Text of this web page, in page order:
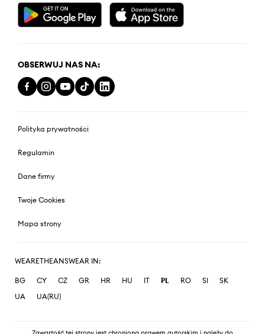
OBSERWUJ NAS NA:
Polityka prywatności
Regulamin
Dane firmy
Twoje Cookies
Mapa strony
WEARETHEANSWEAR IN:
BG CY CZ GR HR HU IT PL RO SI
SK
UA
UA(RU)